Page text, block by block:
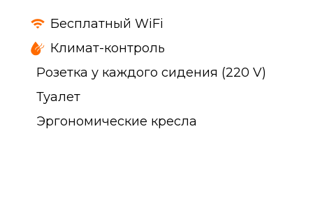
Бесплатный WiFi
Климат-контроль
Розетка у каждого сидения (220 V)
Туалет
Эргономические кресла